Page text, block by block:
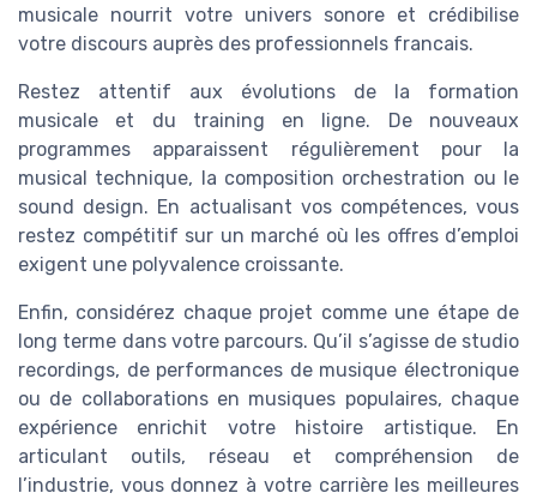
musicale nourrit votre univers sonore et crédibilise
votre discours auprès des professionnels francais.
Restez attentif aux évolutions de la formation
musicale et du training en ligne. De nouveaux
programmes apparaissent régulièrement pour la
musical technique, la composition orchestration ou le
sound design. En actualisant vos compétences, vous
restez compétitif sur un marché où les offres d’emploi
exigent une polyvalence croissante.
Enfin, considérez chaque projet comme une étape de
long terme dans votre parcours. Qu’il s’agisse de studio
recordings, de performances de musique électronique
ou de collaborations en musiques populaires, chaque
expérience enrichit votre histoire artistique. En
articulant outils, réseau et compréhension de
l’industrie, vous donnez à votre carrière les meilleures